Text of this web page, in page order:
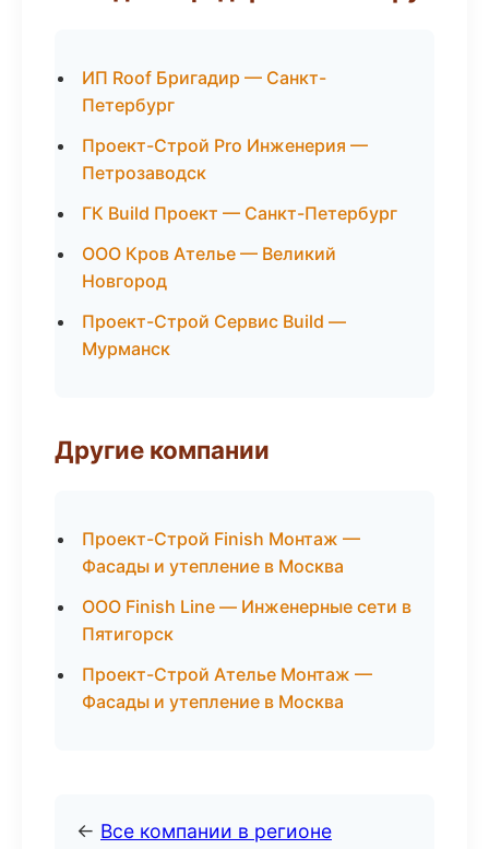
ИП Roof Бригадир — Санкт-
Петербург
Проект-Строй Pro Инженерия —
Петрозаводск
ГК Build Проект — Санкт-Петербург
ООО Кров Ателье — Великий
Новгород
Проект-Строй Сервис Build —
Мурманск
Другие компании
Проект-Строй Finish Монтаж —
Фасады и утепление в Москва
ООО Finish Line — Инженерные сети в
Пятигорск
Проект-Строй Ателье Монтаж —
Фасады и утепление в Москва
← Все компании в регионе